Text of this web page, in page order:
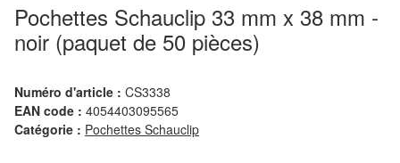
Pochettes Schauclip 33 mm x 38 mm -
noir (paquet de 50 pièces)
Numéro d'article : CS3338
EAN code : 4054403095565
Catégorie : Pochettes Schauclip